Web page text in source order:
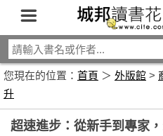
您現在的位置： 首頁 ＞ 外版館 >
升
超速進步：從新手到專家